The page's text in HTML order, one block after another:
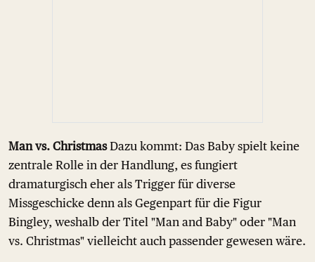
Man vs. ChristmasDazu kommt: Das Baby spielt keine
zentrale Rolle in der Handlung, es fungiert
dramaturgisch eher als Trigger für diverse
Missgeschicke denn als Gegenpart für die Figur
Bingley, weshalb der Titel "Man and Baby" oder "Man
vs. Christmas" vielleicht auch passender gewesen wäre.